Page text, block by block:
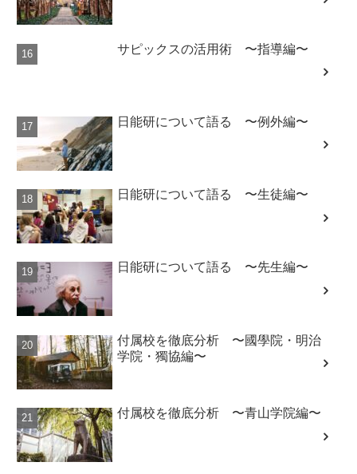
サピックスの活用術 〜指導編〜
日能研について語る 〜例外編〜
日能研について語る 〜生徒編〜
日能研について語る 〜先生編〜
付属校を徹底分析 〜國學院・明治
学院・獨協編〜
付属校を徹底分析 〜青山学院編〜